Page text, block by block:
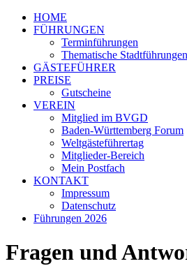
HOME
FÜHRUNGEN
Terminführungen
Thematische Stadtführungen
GÄSTEFÜHRER
PREISE
Gutscheine
VEREIN
Mitglied im BVGD
Baden-Württemberg Forum
Weltgästeführertag
Mitglieder-Bereich
Mein Postfach
KONTAKT
Impressum
Datenschutz
Führungen 2026
Fragen und